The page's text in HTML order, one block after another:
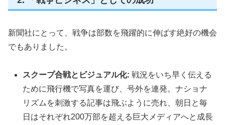
新聞社にとって、戦争は部数を飛躍的に伸ばす絶好の機会
でもありました。
スクープ合戦とビジュアル化: 戦況をいち早く伝える
ために飛行機で写真を運び、号外を連発。ナショナ
リズムを刺激する記事は飛ぶように売れ、朝日と毎
日はそれぞれ200万部を超える巨大メディアへと成長